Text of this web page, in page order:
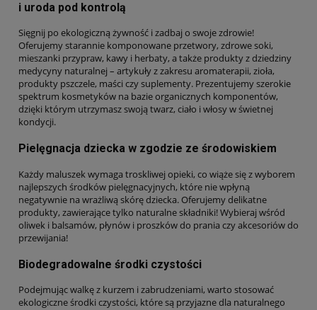
i uroda pod kontrolą
Sięgnij po ekologiczną żywność i zadbaj o swoje zdrowie!
Oferujemy starannie komponowane przetwory, zdrowe soki,
mieszanki przypraw, kawy i herbaty, a także produkty z dziedziny
medycyny naturalnej – artykuły z zakresu aromaterapii, zioła,
produkty pszczele, maści czy suplementy. Prezentujemy szerokie
spektrum kosmetyków na bazie organicznych komponentów,
dzięki którym utrzymasz swoją twarz, ciało i włosy w świetnej
kondycji.
Pielęgnacja dziecka w zgodzie ze środowiskiem
Każdy maluszek wymaga troskliwej opieki, co wiąże się z wyborem
najlepszych środków pielęgnacyjnych, które nie wpłyną
negatywnie na wrażliwą skórę dziecka. Oferujemy delikatne
produkty, zawierające tylko naturalne składniki! Wybieraj wśród
oliwek i balsamów, płynów i proszków do prania czy akcesoriów do
przewijania!
Biodegradowalne środki czystości
Podejmując walkę z kurzem i zabrudzeniami, warto stosować
ekologiczne środki czystości, które są przyjazne dla naturalnego